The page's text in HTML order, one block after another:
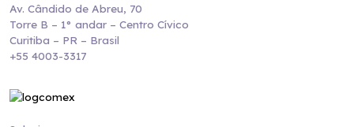
Av. Cândido de Abreu, 70
Torre B – 1° andar – Centro Cívico
Curitiba – PR – Brasil
+55 4003-3317